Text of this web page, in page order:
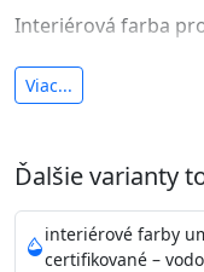
Interiérová farba
antibakteriálna
Je interiérová
Vďaka
znižuje (o 99,9%)
Preto jevhodná na
Viac...
Ďalšie varianty
interiérové farby
certifikované –